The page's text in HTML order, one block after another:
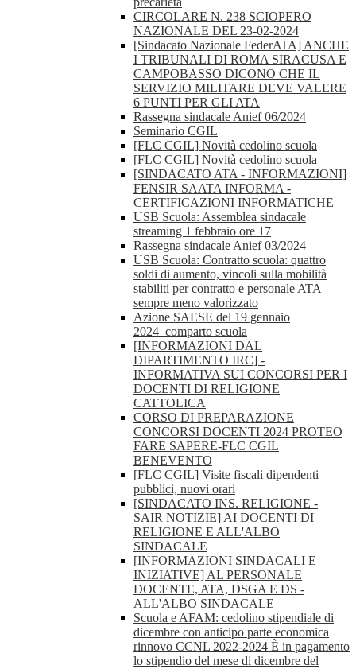
CIRCOLARE N. 238 SCIOPERO
NAZIONALE DEL 23-02-2024
[Sindacato Nazionale FederATA] ANCHE
I TRIBUNALI DI ROMA SIRACUSA E
CAMPOBASSO DICONO CHE IL
SERVIZIO MILITARE DEVE VALERE
6 PUNTI PER GLI ATA
Rassegna sindacale Anief 06/2024
Seminario CGIL
[FLC CGIL] Novità cedolino scuola
[FLC CGIL] Novità cedolino scuola
[SINDACATO ATA - INFORMAZIONI]
FENSIR SAATA INFORMA -
CERTIFICAZIONI INFORMATICHE
USB Scuola: Assemblea sindacale
streaming 1 febbraio ore 17
Rassegna sindacale Anief 03/2024
USB Scuola: Contratto scuola: quattro
soldi di aumento, vincoli sulla mobilità
stabiliti per contratto e personale ATA
sempre meno valorizzato
Azione SAESE del 19 gennaio
2024_comparto scuola
[INFORMAZIONI DAL
DIPARTIMENTO IRC] -
INFORMATIVA SUI CONCORSI PER I
DOCENTI DI RELIGIONE
CATTOLICA
CORSO DI PREPARAZIONE
CONCORSI DOCENTI 2024 PROTEO
FARE SAPERE-FLC CGIL
BENEVENTO
[FLC CGIL] Visite fiscali dipendenti
pubblici, nuovi orari
[SINDACATO INS. RELIGIONE -
SAIR NOTIZIE] AI DOCENTI DI
RELIGIONE E ALL'ALBO
SINDACALE
[INFORMAZIONI SINDACALI E
INIZIATIVE] AL PERSONALE
DOCENTE, ATA, DSGA E DS -
ALL'ALBO SINDACALE
Scuola e AFAM: cedolino stipendiale di
dicembre con anticipo parte economica
rinnovo CCNL 2022-2024 È in pagamento
lo stipendio del mese di dicembre del